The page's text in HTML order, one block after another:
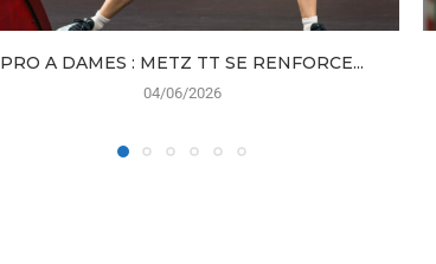
PRO A DAMES : METZ TT SE RENFORCE...
04/06/2026